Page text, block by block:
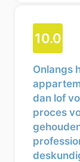
10.0
Onlangs
dan lof
proces